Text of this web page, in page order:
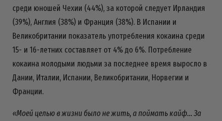
среди юношей Чехии (44%), за которой следует Ирландия
(39%), Англия (38%) и Франция (38%). В Испании и
Великобритании показатель употребления кокаина среди
15- и 16-летних составляет от 4% до 6%. Потребление
кокаина молодыми людьми за последнее время выросло в
Дании, Италии, Испании, Великобритании, Норвегии и
Франции.
«Моей целью в жизни было не жить, а поймать кайф… За